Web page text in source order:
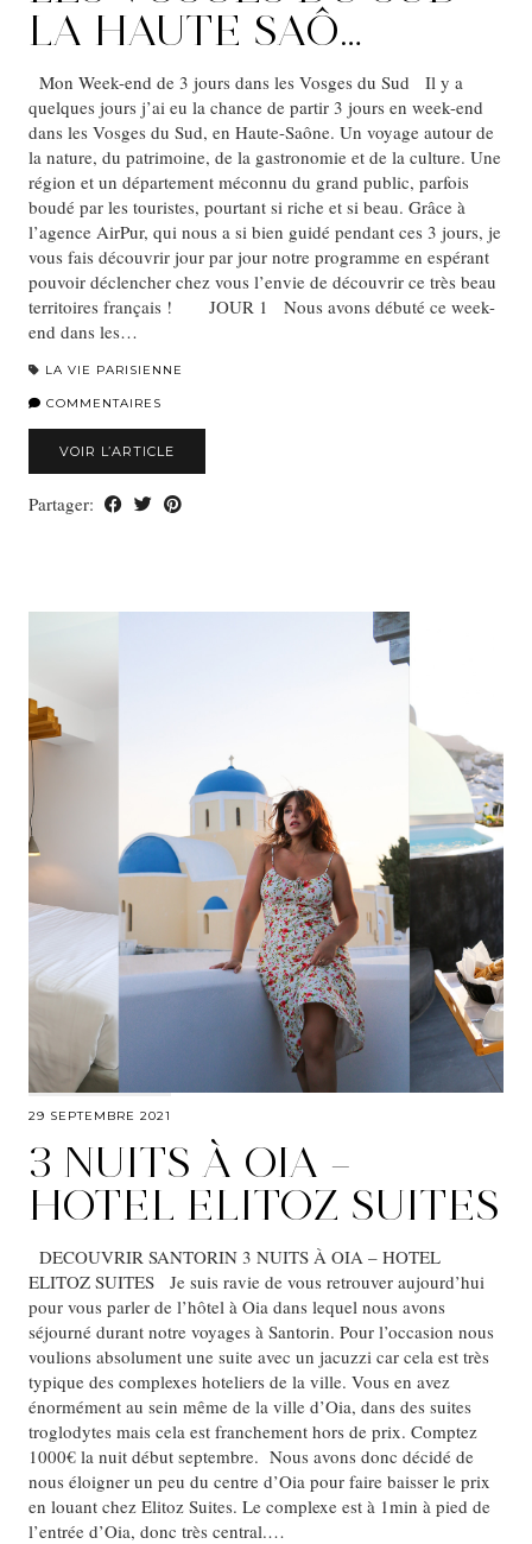
LA HAUTE SAÔ…
Mon Week-end de 3 jours dans les Vosges du Sud Il y a
quelques jours j’ai eu la chance de partir 3 jours en week-end
dans les Vosges du Sud, en Haute-Saône. Un voyage autour de
la nature, du patrimoine, de la gastronomie et de la culture. Une
région et un département méconnu du grand public, parfois
boudé par les touristes, pourtant si riche et si beau. Grâce à
l’agence AirPur, qui nous a si bien guidé pendant ces 3 jours, je
vous fais découvrir jour par jour notre programme en espérant
pouvoir déclencher chez vous l’envie de découvrir ce très beau
territoires français ! JOUR 1 Nous avons débuté ce week-
end dans les…
LA VIE PARISIENNE
COMMENTAIRES
VOIR L’ARTICLE
Partager:
29 SEPTEMBRE 2021
3 NUITS À OIA –
HOTEL ELITOZ SUITES
DECOUVRIR SANTORIN 3 NUITS À OIA – HOTEL
ELITOZ SUITES Je suis ravie de vous retrouver aujourd’hui
pour vous parler de l’hôtel à Oia dans lequel nous avons
séjourné durant notre voyages à Santorin. Pour l’occasion nous
voulions absolument une suite avec un jacuzzi car cela est très
typique des complexes hoteliers de la ville. Vous en avez
énormément au sein même de la ville d’Oia, dans des suites
troglodytes mais cela est franchement hors de prix. Comptez
1000€ la nuit début septembre. Nous avons donc décidé de
nous éloigner un peu du centre d’Oia pour faire baisser le prix
en louant chez Elitoz Suites. Le complexe est à 1min à pied de
l’entrée d’Oia, donc très central.…